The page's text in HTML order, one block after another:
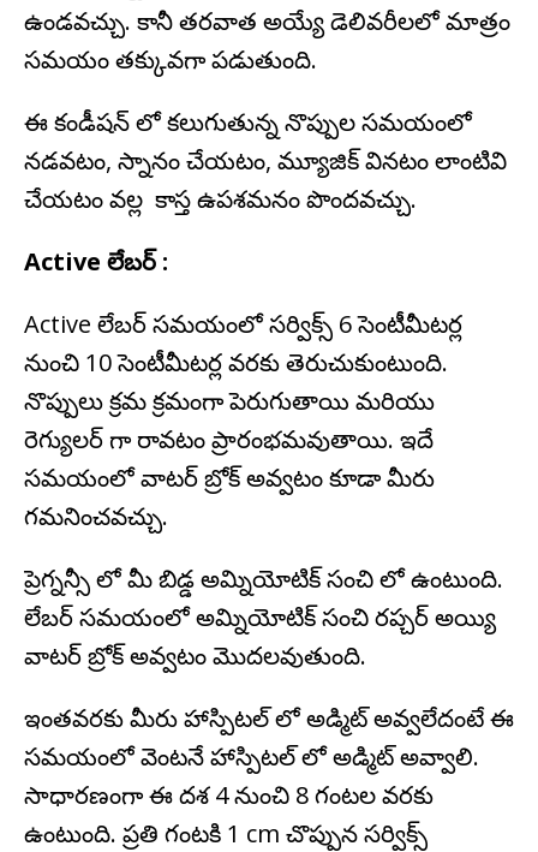
ఉండవచ్చు. కానీ తరవాత అయ్యే డెలివరీలలో మాత్రం
సమయం తక్కువగా పడుతుంది.
ఈ కండీషన్ లో కలుగుతున్న నొప్పుల సమయంలో
నడవటం, స్నానం చేయటం, మ్యూజిక్ వినటం లాంటివి
చేయటం వల్ల కాస్త ఉపశమనం పొందవచ్చు.
Active లేబర్ :
Active లేబర్ సమయంలో సర్విక్స్ 6 సెంటీమీటర్ల
నుంచి 10 సెంటీమీటర్ల వరకు తెరుచుకుంటుంది.
నొప్పులు క్రమ క్రమంగా పెరుగుతాయి మరియు
రెగ్యులర్ గా రావటం ప్రారంభమవుతాయి. ఇదే
సమయంలో వాటర్ బ్రోక్ అవ్వటం కూడా మీరు
గమనించవచ్చు.
ప్రెగ్నన్సీ లో మీ బిడ్డ అమ్నియోటిక్ సంచి లో ఉంటుంది.
లేబర్ సమయంలో అమ్నియోటిక్ సంచి రప్చర్ అయ్యి
వాటర్ బ్రోక్ అవ్వటం మొదలవుతుంది.
ఇంతవరకు మీరు హాస్పిటల్ లో అడ్మిట్ అవ్వలేదంటే ఈ
సమయంలో వెంటనే హాస్పిటల్ లో అడ్మిట్ అవ్వాలి.
సాధారణంగా ఈ దశ 4 నుంచి 8 గంటల వరకు
ఉంటుంది. ప్రతి గంటకి 1 cm చొప్పున సర్విక్స్